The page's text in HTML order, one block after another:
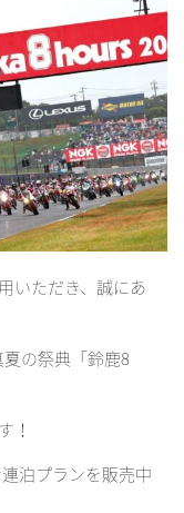
いただき、誠にあ
の祭典「鈴鹿8
！
泊プランを販売中